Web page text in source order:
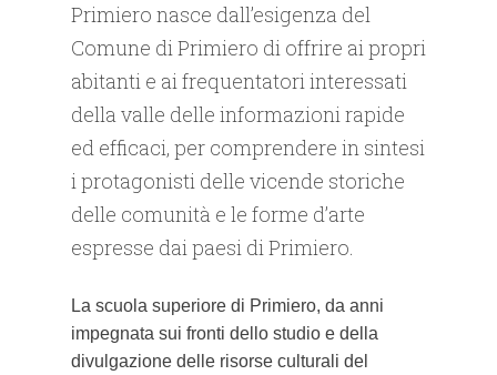
Primiero nasce dall’esigenza del
Comune di Primiero di offrire ai propri
abitanti e ai frequentatori interessati
della valle delle informazioni rapide
ed efficaci, per comprendere in sintesi
i protagonisti delle vicende storiche
delle comunità e le forme d’arte
espresse dai paesi di Primiero.
La scuola superiore di Primiero, da anni
impegnata sui fronti dello studio e della
divulgazione delle risorse culturali del